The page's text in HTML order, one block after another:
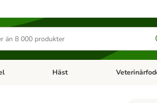
menu: FiskOpen category menu: Fågel
Häst Open category